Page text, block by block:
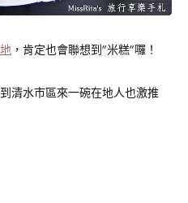
，肯定也會聯想到”米糕”囉！
清水市區來一碗在地人也激推